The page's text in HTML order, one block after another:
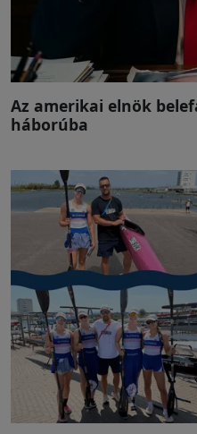
Az amerikai elnök
háborúba